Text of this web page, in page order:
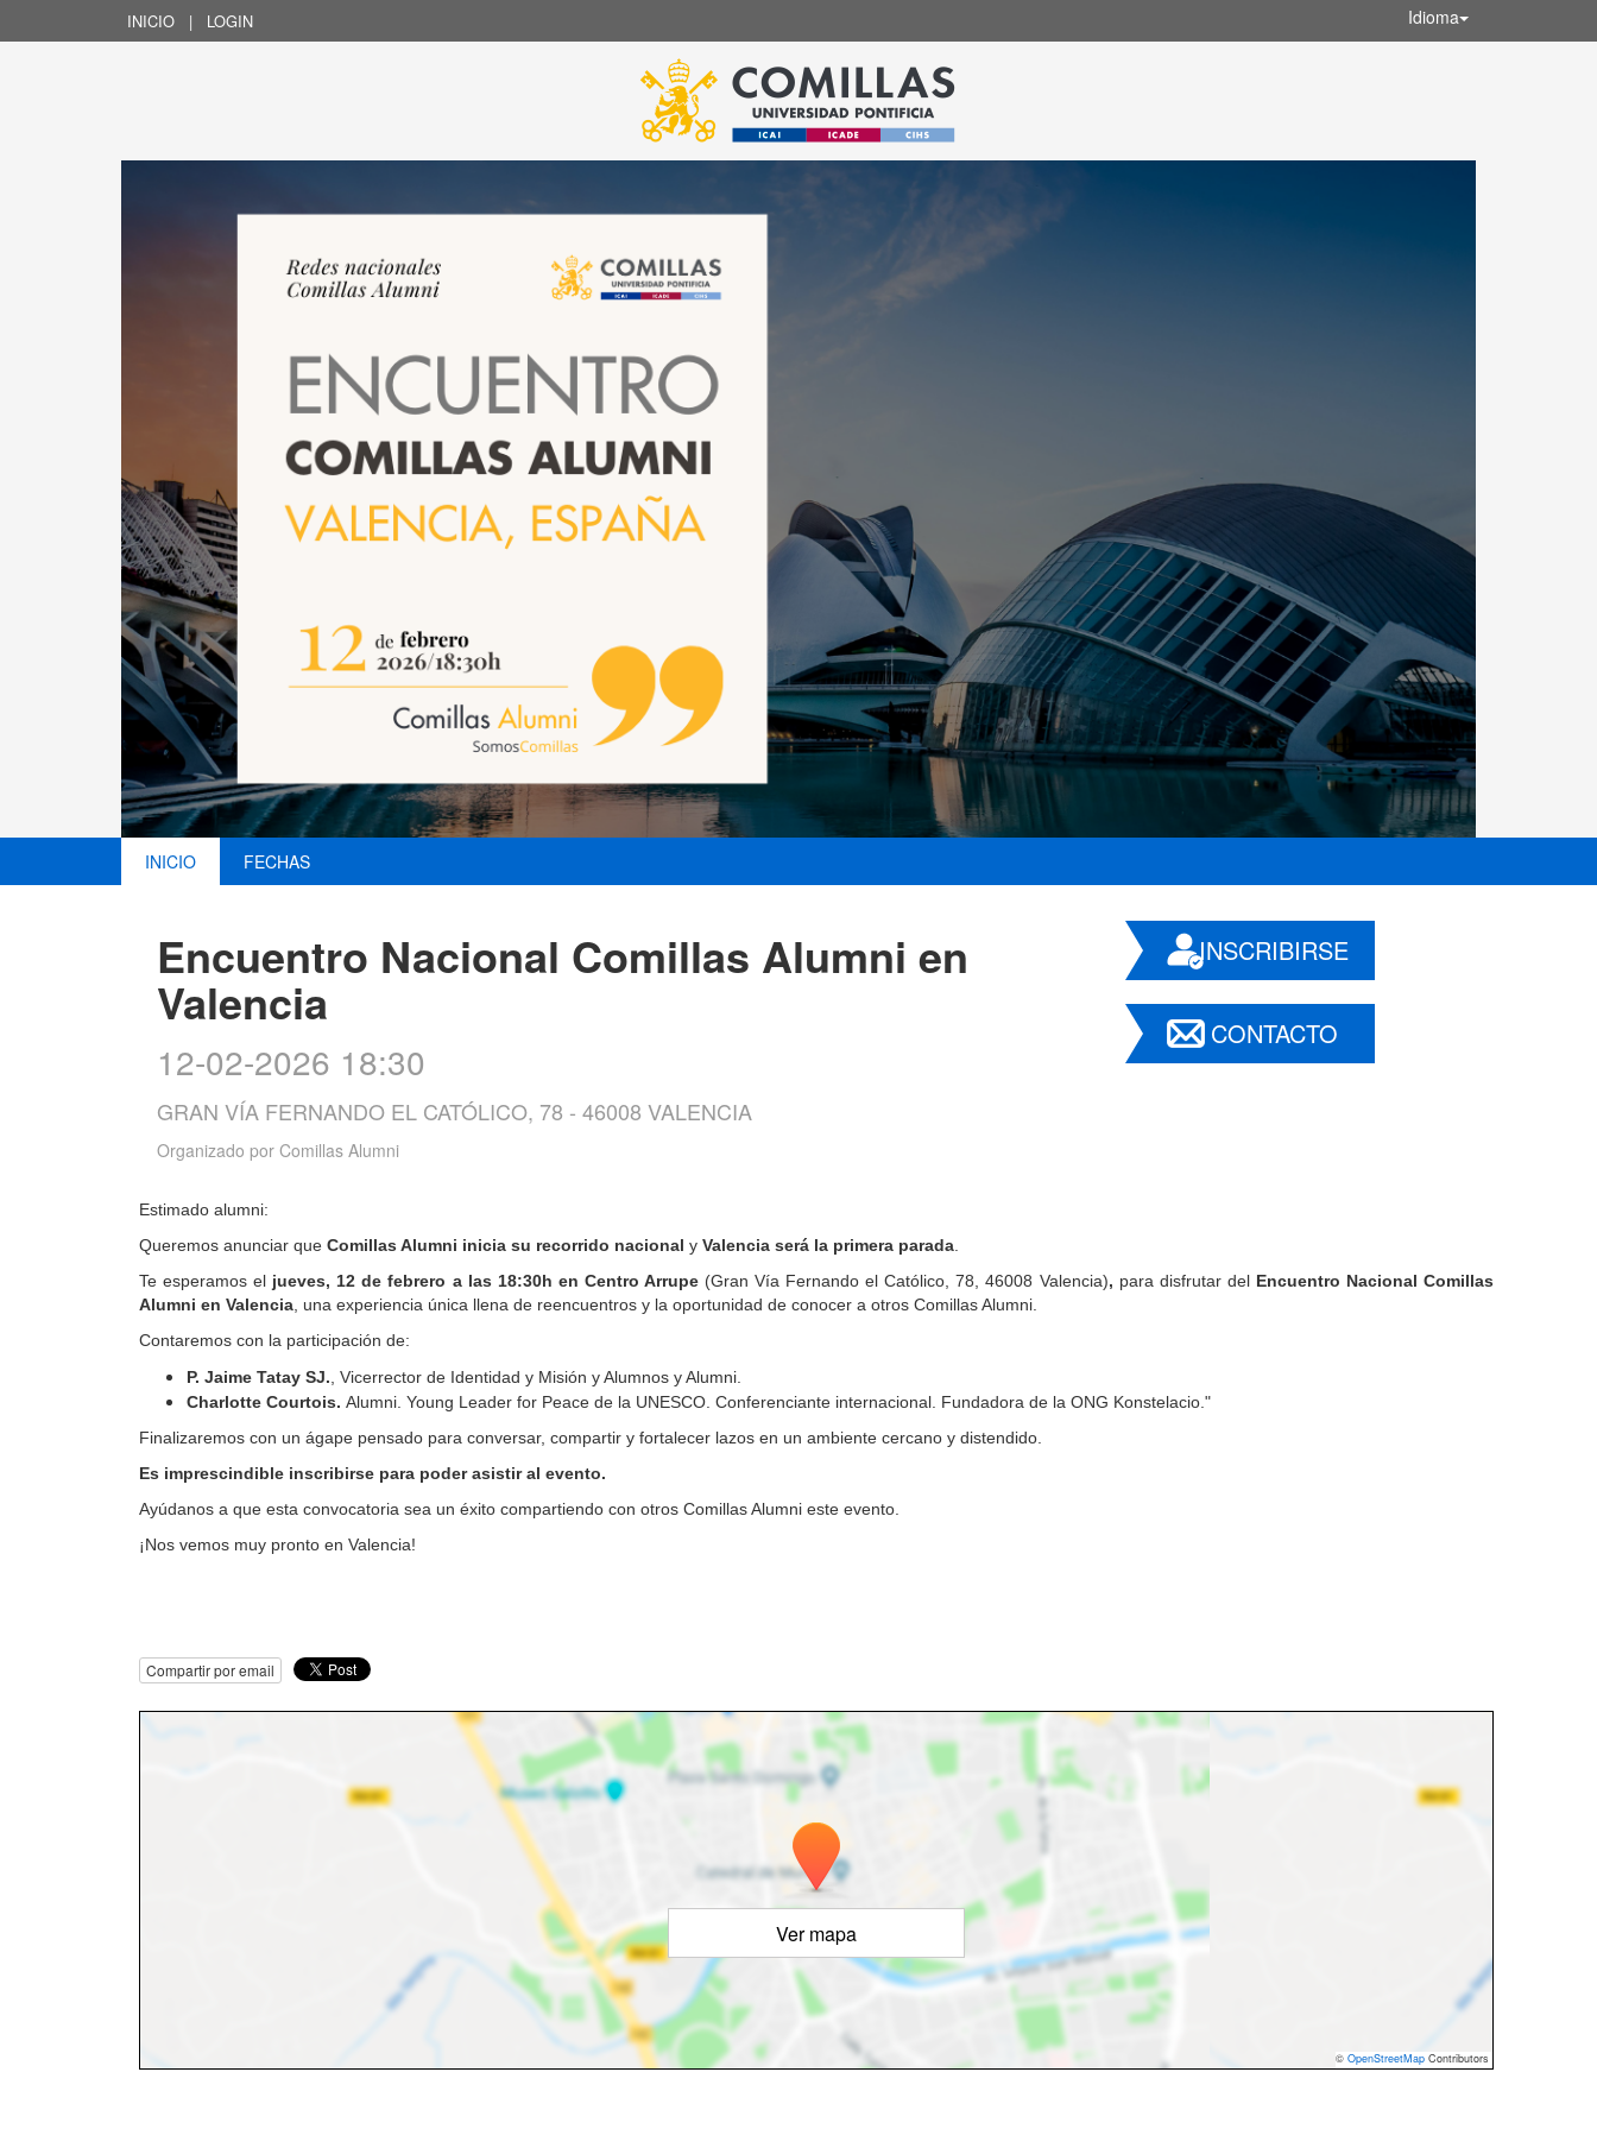
INICIO | LOGIN Idioma
INICIO FECHAS
Encuentro Nacional Comillas Alumni en
Valencia
12-02-2026 18:30
GRAN VÍA FERNANDO EL CATÓLICO, 78 - 46008 VALENCIA
Organizado por Comillas Alumni
INSCRIBIRSE
CONTACTO
Estimado alumni:
Queremos anunciar que Comillas Alumni inicia su recorrido nacional y Valencia será la primera parada
Te esperamos el jueves, 12 de febrero a las 18:30h en Centro Arrupe (Gran Vía Fernando el Católico, 78, 46008 Valencia), para disfrutar del Encuentro Nacional Comillas
Alumni en Valencia , una experiencia única llena de reencuentros y la oportunidad de conocer a otros Comillas Alumni.
Contaremos con la participación de:
P. Jaime Tatay SJ. , Vicerrector de Identidad y Misión y Alumnos y Alumni.
Charlotte Courtois. Alumni. Young Leader for Peace de la UNESCO. Conferenciante internacional. Fundadora de la ONG Konstelacio."
Finalizaremos con un ágape pensado para conversar, compartir y fortalecer lazos en un ambiente cercano y distendido.
Es imprescindible inscribirse para poder asistir al evento.
Ayúdanos a que esta convocatoria sea un éxito compartiendo con otros Comillas Alumni este evento.
¡Nos vemos muy pronto en Valencia!
Compartir por email
Ver mapa
© OpenStreetMap Contributors